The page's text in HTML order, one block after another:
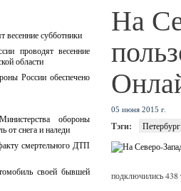
субботники
проводят весенние
области
России обеспечено
обороны
от снега и наледи
смертельного ДТП
своей бывшей
На
05 июня 2015 г.
Тэги: Петербург
подключились 438